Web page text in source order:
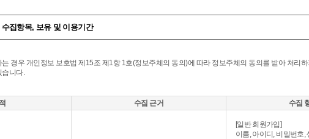
집항목, 보유 및 이용기간
경우 개인정보 보호법 제15조 제1항 1호(정보주체의 동의)에 따라 정보주체의 동의를 받아 처리
습니다.
수집 근거 수집
[일반 회원가입]
이름, 아이디, 비밀번호,